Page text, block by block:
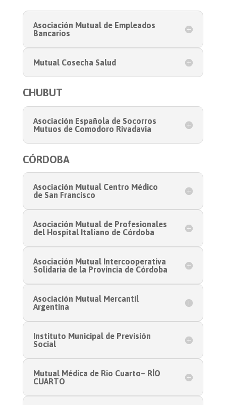
Asociación Mutual de Empleados
Bancarios
Mutual Cosecha Salud
CHUBUT
Asociación Española de Socorros
Mutuos de Comodoro Rivadavia
CÓRDOBA
Asociación Mutual Centro Médico
de San Francisco
Asociación Mutual de Profesionales
del Hospital Italiano de Córdoba
Asociación Mutual Intercooperativa
Solidaria de la Provincia de Córdoba
Asociación Mutual Mercantil
Argentina
Instituto Municipal de Previsión
Social
Mutual Médica de Rio Cuarto– RÍO
CUARTO